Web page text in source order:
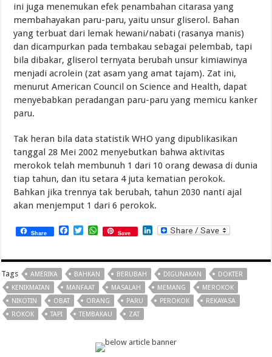
ini juga menemukan efek penambahan citarasa yang
membahayakan paru-paru, yaitu unsur gliserol. Bahan
yang terbuat dari lemak hewani/nabati (rasanya manis)
dan dicampurkan pada tembakau sebagai pelembab, tapi
bila dibakar, gliserol ternyata berubah unsur kimiawinya
menjadi acrolein (zat asam yang amat tajam). Zat ini,
menurut American Council on Science and Health, dapat
menyebabkan peradangan paru-paru yang memicu kanker
paru.
Tak heran bila data statistik WHO yang dipublikasikan
tanggal 28 Mei 2002 menyebutkan bahwa aktivitas
merokok telah membunuh 1 dari 10 orang dewasa di dunia
tiap tahun, dan itu setara 4 juta kematian perokok.
Bahkan jika trennya tak berubah, tahun 2030 nanti ajal
akan menjemput 1 dari 6 perokok.
Share Facebook
TwitterWhatsApp
Save LinkedIn
Tags AMERIKA BAHKAN BERUBAH DIGUNAKAN
DOKTER
KENIKMATAN
MANFAAT MASALAH MEMANG
MEROKOK
NIKOTIN
OBAT ORANG PARU PEROKOK
REKAYASA
ROKOK
TAPI TEMBAKAU ZAT